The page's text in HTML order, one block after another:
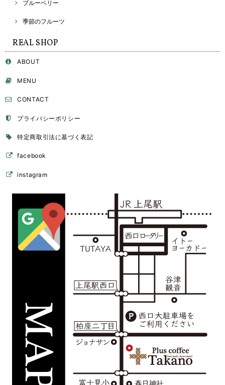
ブルーベリー
季節のフルーツ
REAL SHOP
ABOUT
MENU
CONTACT
プライバシーポリシー
特定商取引法に基づく表記
facebook
instagram